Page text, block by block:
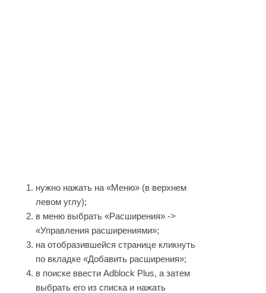
нужно нажать на «Меню» (в верхнем
левом углу);
в меню выбрать «Расширения» ->
«Управления расширениями»;
на отобразившейся странице кликнуть
по вкладке «Добавить расширения»;
в поиске ввести Adblock Plus, а затем
выбрать его из списка и нажать